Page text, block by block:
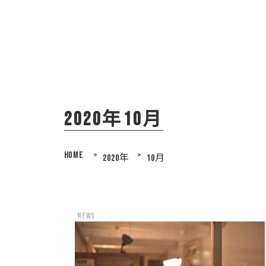
2020年10月
HOME > 2020年 > 10月
news